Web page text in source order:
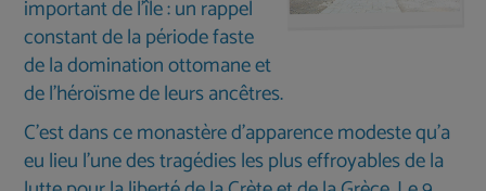
important de l'île : un rappel
constant de la période faste
de la domination ottomane et
de l'héroïsme de leurs ancêtres.
C’est dans ce monastère d’apparence modeste qu’a
eu lieu l’une des tragédies les plus effroyables de la